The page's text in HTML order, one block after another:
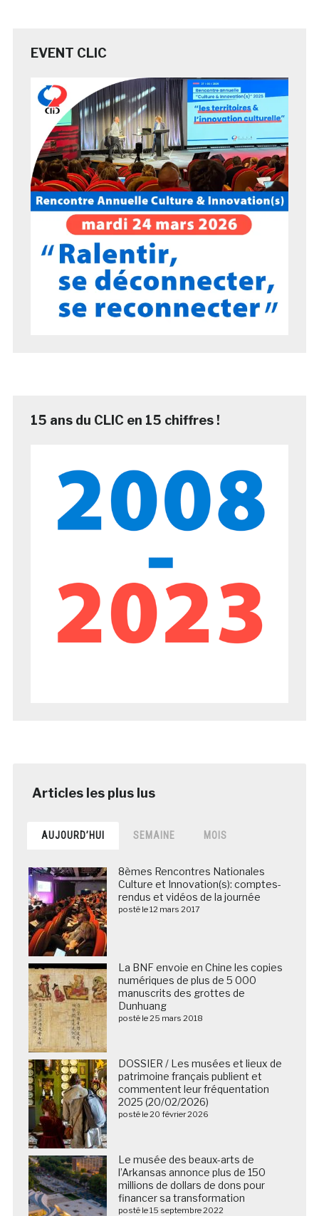
EVENT CLIC
15 ans du CLIC en 15 chiffres !
AUJOURD’HUI SEMAINE MOIS
8èmes Rencontres Nationales
Culture et Innovation(s): comptes-
rendus et vidéos de la journée
posté le 12 mars 2017
La BNF envoie en Chine les copies
numériques de plus de 5 000
manuscrits des grottes de
Dunhuang
posté le 25 mars 2018
DOSSIER / Les musées et lieux de
patrimoine français publient et
commentent leur fréquentation
2025 (20/02/2026)
posté le 20 février 2026
Le musée des beaux-arts de
l’Arkansas annonce plus de 150
millions de dollars de dons pour
financer sa transformation
posté le 15 septembre 2022